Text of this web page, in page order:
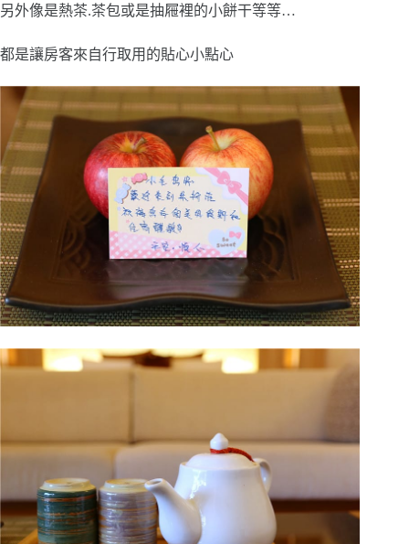
另外像是熱茶.茶包或是抽屜裡的小餅干等等…
都是讓房客來自行取用的貼心小點心